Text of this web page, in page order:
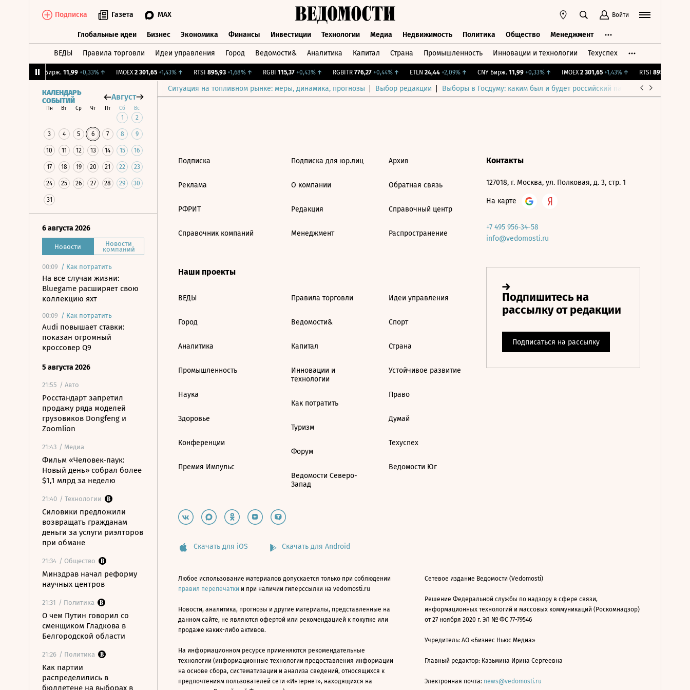
Подписка Газета MAX Войти
Глобальные идеи Бизнес Экономика Финансы Инвестиции Технологии Медиа Недвижимость Политика Общество Менеджмент
ВЕДЫ Правила торговли Идеи управления Город Ведомости& Аналитика Капитал Страна Промышленность Инновации и технологии Техуспех
CNY Бирж. 11,99 +0,33%↑ IMOEX 2 301,65 +1,43%↑ RTSI 895,93 +1,68%↑ RGBI 115,37 +0,43%↑ RGBITR 776,27 +0,44%↑ ETLN 24,44 +2,09%↑ CNY Бирж. 11,99 +0,33%↑ IMOEX 2 301,65 +1,43%↑ RTSI 895,93
Ситуация на топливном рынке: меры, динамика, прогнозы Выбор редакции Выборы в Госдуму: каким был и будет российский парламент
КАЛЕНДАРЬ
СОБЫТИЙ
Август
Пн Вт Ср Чт Пт Сб Вс
1 2
3 4 5 6 7 8 9
10 11 12 13 14 15 16
17 18 19 20 21 22 23
24 25 26 27 28 29 30
31
6 августа 2026
Новости Новости
компаний
00:09 / Как потратить
На все случаи жизни:
Bluegame расширяет свою
коллекцию яхт
00:09 / Как потратить
Audi повышает ставки:
показан огромный
кроссовер Q9
5 августа 2026
21:55 / Авто
Росстандарт запретил
продажу ряда моделей
грузовиков Dongfeng и
Zoomlion
21:43 / Медиа
Фильм «Человек-паук:
Новый день» собрал более
$1,1 млрд за неделю
21:40 / Технологии
Силовики предложили
возвращать гражданам
деньги за услуги риэлторов
при обмане
21:34 / Общество
Минздрав начал реформу
научных центров
21:31 / Политика
О чем Путин говорил со
сменщиком Гладкова в
Белгородской области
21:26 / Политика
Как партии
распределились в
бюллетене на выборах в
Подписка
Реклама
РФРИТ
Справочник компаний
Подписка для юр.лиц
О компании
Редакция
Менеджмент
Архив
Обратная связь
Справочный центр
Распространение
Наши проекты
ВЕДЫ
Город
Аналитика
Промышленность
Наука
Здоровье
Конференции
Премия Импульс
Правила торговли
Ведомости&
Капитал
Инновации и
технологии
Как потратить
Туризм
Форум
Ведомости Северо-
Запад
Идеи управления
Спорт
Страна
Устойчивое развитие
Право
Думай
Техуспех
Ведомости Юг
Контакты
127018, г. Москва, ул. Полковая, д. 3, стр. 1
На карте
+7 495 956-34-58
info@vedomosti.ru
Скачать для iOS Скачать для Android
Любое использование материалов допускается только при соблюдении
правил перепечатки и при наличии гиперссылки на vedomosti.ru
Новости, аналитика, прогнозы и другие материалы, представленные на
данном сайте, не являются офертой или рекомендацией к покупке или
продаже каких-либо активов.
На информационном ресурсе применяются рекомендательные
технологии (информационные технологии предоставления информации
на основе сбора, систематизации и анализа сведений, относящихся к
предпочтениям пользователей сети «Интернет», находящихся на
Сетевое издание Ведомости (Vedomosti)
Решение Федеральной службы по надзору в сфере связи,
информационных технологий и массовых коммуникаций (Роскомнадзор)
от 27 ноября 2020 г. ЭЛ № ФС 77-79546
Учредитель: АО «Бизнес Ньюс Медиа»
Главный редактор: Казьмина Ирина Сергеевна
Электронная почта: news@vedomosti.ru